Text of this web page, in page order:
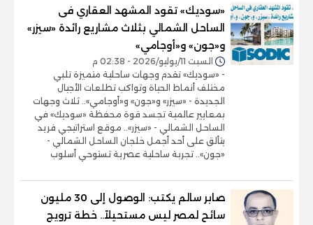
«سوديك» تقود المشهد العقاري فى
الساحل الشمالي بثلاث مشاريع رائدة «سيزر»
و«جون» و«أوجامي»
السبت 11/يوليو/2026 - 02:38 م
- «سوديك» تقدم وجهات ساحلية متميزة تلبي
مختلف أنماط الحياة وتواكب تطلعات الأجيال
الجديدة - «سيزر» و«جون» و«أوجامي».. ثلاث وجهات
بمعايير عالمية تجسد قوة محفظة «سوديك» في
الساحل الشمالي - «سيزر».. موقع استراتيجي فريد
يتألق على أحد أجمل خلجان الساحل الشمالي -
«جون».. تجربة ساحلية عصرية تستوحي أسلوب
صابر سالم يكتب: الوصول إلى 30 مليون
سائح لمصر ليس مستحيلاً.. خطة ترويج